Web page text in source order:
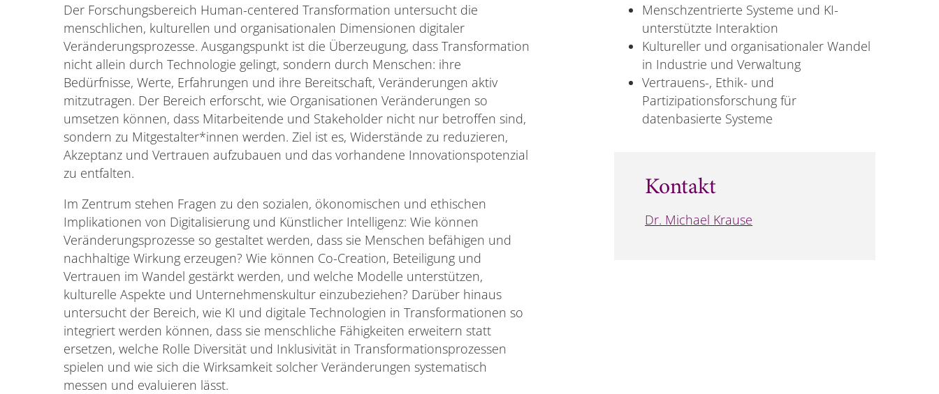
Der Forschungsbereich Human-centered Transformation untersucht die
menschlichen, kulturellen und organisationalen Dimensionen digitaler
Veränderungsprozesse. Ausgangspunkt ist die Überzeugung, dass Transformation
nicht allein durch Technologie gelingt, sondern durch Menschen: ihre
Bedürfnisse, Werte, Erfahrungen und ihre Bereitschaft, Veränderungen aktiv
mitzutragen. Der Bereich erforscht, wie Organisationen Veränderungen so
umsetzen können, dass Mitarbeitende und Stakeholder nicht nur betroffen sind,
sondern zu Mitgestalter*innen werden. Ziel ist es, Widerstände zu reduzieren,
Akzeptanz und Vertrauen aufzubauen und das vorhandene Innovationspotenzial
zu entfalten.
Im Zentrum stehen Fragen zu den sozialen, ökonomischen und ethischen
Implikationen von Digitalisierung und Künstlicher Intelligenz: Wie können
Veränderungsprozesse so gestaltet werden, dass sie Menschen befähigen und
nachhaltige Wirkung erzeugen? Wie können Co-Creation, Beteiligung und
Vertrauen im Wandel gestärkt werden, und welche Modelle unterstützen,
kulturelle Aspekte und Unternehmenskultur einzubeziehen? Darüber hinaus
untersucht der Bereich, wie KI und digitale Technologien in Transformationen so
integriert werden können, dass sie menschliche Fähigkeiten erweitern statt
ersetzen, welche Rolle Diversität und Inklusivität in Transformationsprozessen
spielen und wie sich die Wirksamkeit solcher Veränderungen systematisch
messen und evaluieren lässt.
Menschzentrierte Systeme und KI-
unterstützte Interaktion
Kultureller und organisationaler Wandel
in Industrie und Verwaltung
Vertrauens-, Ethik- und
Partizipationsforschung für
datenbasierte Systeme
Kontakt
Dr. Michael Krause